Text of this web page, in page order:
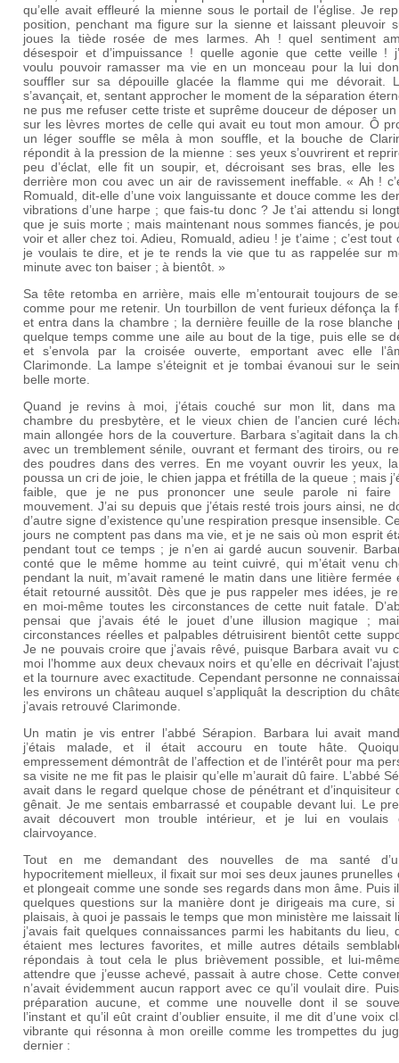
qu’elle avait effleuré la mienne sous le portail de l’église. Je
position, penchant ma figure sur la sienne et laissant pleuvoir
joues la tiède rosée de mes larmes. Ah ! quel sentiment
désespoir et d’impuissance ! quelle agonie que cette veille !
voulu pouvoir ramasser ma vie en un monceau pour la lui
souffler sur sa dépouille glacée la flamme qui me dévorait.
s’avançait, et, sentant approcher le moment de la séparation
ne pus me refuser cette triste et suprême douceur de déposer un
sur les lèvres mortes de celle qui avait eu tout mon amour. Ô
un léger souffle se mêla à mon souffle, et la bouche de
répondit à la pression de la mienne : ses yeux s’ouvrirent et
peu d’éclat, elle fit un soupir, et, décroisant ses bras, elle les
derrière mon cou avec un air de ravissement ineffable. « Ah !
Romuald, dit-elle d’une voix languissante et douce comme les
vibrations d’une harpe ; que fais-tu donc ? Je t’ai attendu si
que je suis morte ; mais maintenant nous sommes fiancés, je
voir et aller chez toi. Adieu, Romuald, adieu ! je t’aime ; c’est tout
je voulais te dire, et je te rends la vie que tu as rappelée sur
minute avec ton baiser ; à bientôt. »
Sa tête retomba en arrière, mais elle m’entourait toujours de
comme pour me retenir. Un tourbillon de vent furieux défonça la
et entra dans la chambre ; la dernière feuille de la rose blanche
quelque temps comme une aile au bout de la tige, puis elle se
et s’envola par la croisée ouverte, emportant avec elle
Clarimonde. La lampe s’éteignit et je tombai évanoui sur le
belle morte.
Quand je revins à moi, j’étais couché sur mon lit, dans ma
chambre du presbytère, et le vieux chien de l’ancien curé
main allongée hors de la couverture. Barbara s’agitait dans la
avec un tremblement sénile, ouvrant et fermant des tiroirs, ou
des poudres dans des verres. En me voyant ouvrir les yeux,
poussa un cri de joie, le chien jappa et frétilla de la queue ; mais
faible, que je ne pus prononcer une seule parole ni faire
mouvement. J’ai su depuis que j’étais resté trois jours ainsi, ne
d’autre signe d’existence qu’une respiration presque insensible.
jours ne comptent pas dans ma vie, et je ne sais où mon esprit
pendant tout ce temps ; je n’en ai gardé aucun souvenir.
conté que le même homme au teint cuivré, qui m’était venu
pendant la nuit, m’avait ramené le matin dans une litière fermée
était retourné aussitôt. Dès que je pus rappeler mes idées, je
en moi-même toutes les circonstances de cette nuit fatale.
pensai que j’avais été le jouet d’une illusion magique ;
circonstances réelles et palpables détruisirent bientôt cette
Je ne pouvais croire que j’avais rêvé, puisque Barbara avait vu
moi l’homme aux deux chevaux noirs et qu’elle en décrivait
et la tournure avec exactitude. Cependant personne ne
les environs un château auquel s’appliquât la description du
j’avais retrouvé Clarimonde.
Un matin je vis entrer l’abbé Sérapion. Barbara lui avait
j’étais malade, et il était accouru en toute hâte.
empressement démontrât de l’affection et de l’intérêt pour ma
sa visite ne me fit pas le plaisir qu’elle m’aurait dû faire. L’abbé
avait dans le regard quelque chose de pénétrant et d’inquisiteur
gênait. Je me sentais embarrassé et coupable devant lui. Le
avait découvert mon trouble intérieur, et je lui en voulais
clairvoyance.
Tout en me demandant des nouvelles de ma santé
hypocritement mielleux, il fixait sur moi ses deux jaunes prunelles
et plongeait comme une sonde ses regards dans mon âme. Puis
quelques questions sur la manière dont je dirigeais ma cure, si
plaisais, à quoi je passais le temps que mon ministère me laissait
j’avais fait quelques connaissances parmi les habitants du lieu,
étaient mes lectures favorites, et mille autres détails
répondais à tout cela le plus brièvement possible, et lui-
attendre que j’eusse achevé, passait à autre chose. Cette
n’avait évidemment aucun rapport avec ce qu’il voulait dire.
préparation aucune, et comme une nouvelle dont il se
l’instant et qu’il eût craint d’oublier ensuite, il me dit d’une voix
vibrante qui résonna à mon oreille comme les trompettes du
dernier :